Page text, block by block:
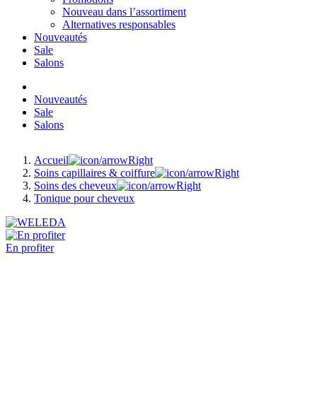
Nouveau dans l’assortiment
Alternatives responsables
Nouveautés
Sale
Salons
Nouveautés
Sale
Salons
Accueil
Soins capillaires & coiffure
Soins des cheveux
Tonique pour cheveux
En profiter